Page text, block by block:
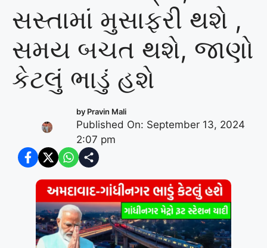
સસ્તામાં મુસાફરી થશે ,
સમય બચત થશે, જાણો
કેટલું ભાડું હશે
by Pravin Mali
Published On: September 13, 2024
2:07 pm